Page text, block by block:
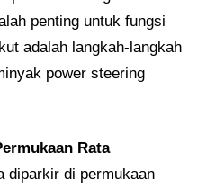
penting untuk fungsi
adalah langkah-langkah
power steering
Rata
diparkir di permukaan